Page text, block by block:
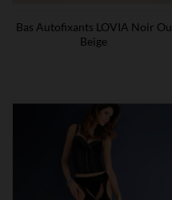
Bas Autofixants LOVIA Noir Ou
Beige